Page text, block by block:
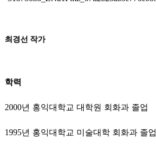
최경선 작가
학력
2000년 홍익대학교 대학원 회화과 졸업
1995년 홍익대학교 미술대학 회화과 졸업